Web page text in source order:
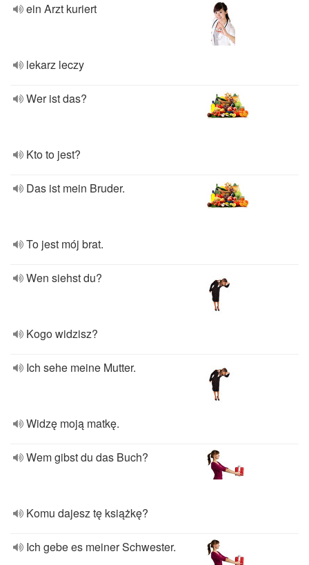
ein Arzt kuriert
lekarz leczy
Wer ist das?
Kto to jest?
Das ist mein Bruder.
To jest mój brat.
Wen siehst du?
Kogo widzisz?
Ich sehe meine Mutter.
Widzę moją matkę.
Wem gibst du das Buch?
Komu dajesz tę książkę?
Ich gebe es meiner Schwester.